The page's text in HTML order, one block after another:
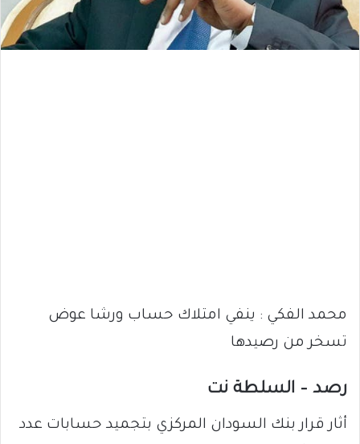
محمد الفكي : ينفي امتلاك حساب ورشا عوض
تسخر من رصيدها
رصد – السلطة نت
أثار قرار بنك السودان المركزي بتجميد حسابات عدد